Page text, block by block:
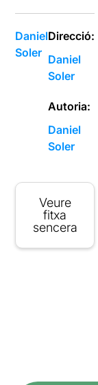
Daniel
Soler
Direcció:
Daniel
Soler
Autoria:
Daniel
Soler
Veure
fitxa
sencera